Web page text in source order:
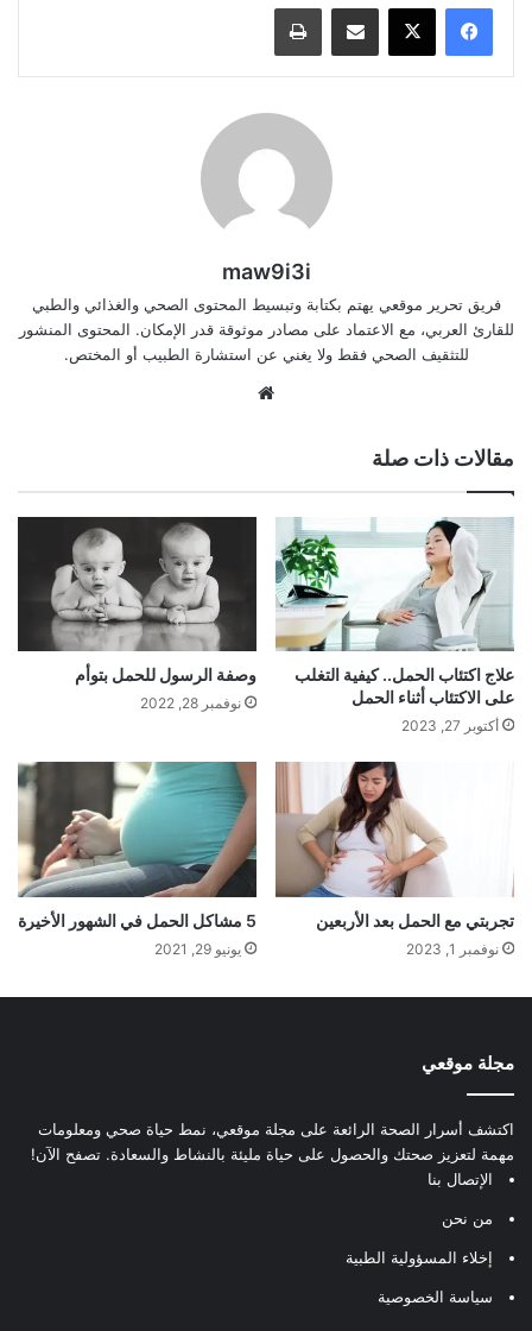
مشاركة عبر البريد طباعة
maw9i3i
فريق تحرير موقعي يهتم بكتابة وتبسيط المحتوى الصحي والغذائي والطبي
للقارئ العربي، مع الاعتماد على مصادر موثوقة قدر الإمكان. المحتوى المنشور
للتثقيف الصحي فقط ولا يغني عن استشارة الطبيب أو المختص.
مقالات ذات صلة
علاج اكتئاب الحمل.. كيفية التغلب
على الاكتئاب أثناء الحمل
أكتوبر 27, 2023
وصفة الرسول للحمل بتوأم
نوفمبر 28, 2022
تجربتي مع الحمل بعد الأربعين
نوفمبر 1, 2023
5 مشاكل الحمل في الشهور الأخيرة
يونيو 29, 2021
مجلة موقعي
اكتشف أسرار الصحة الرائعة على مجلة موقعي، نمط حياة صحي ومعلومات
مهمة لتعزيز صحتك والحصول على حياة مليئة بالنشاط والسعادة. تصفح الآن!
الإتصال بنا
من نحن
إخلاء المسؤولية الطبية
سياسة الخصوصية